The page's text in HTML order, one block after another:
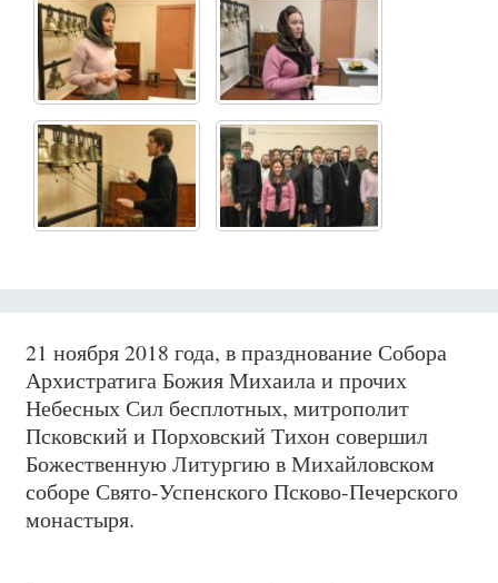
21 ноября 2018 года, в празднование Собора
Архистратига Божия Михаила и прочих
Небесных Сил бесплотных, митрополит
Псковский и Порховский Тихон совершил
Божественную Литургию в Михайловском
соборе Свято-Успенского Псково-Печерского
монастыря.